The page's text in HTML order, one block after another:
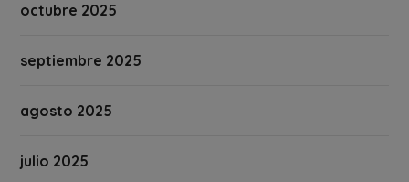
octubre 2025
septiembre 2025
agosto 2025
julio 2025